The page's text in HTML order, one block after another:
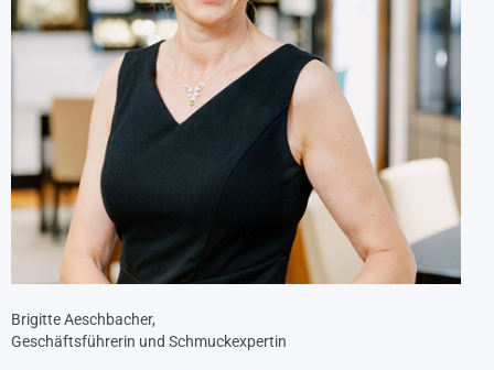
Brigitte Aeschbacher,
Geschäftsführerin und Schmuckexpertin